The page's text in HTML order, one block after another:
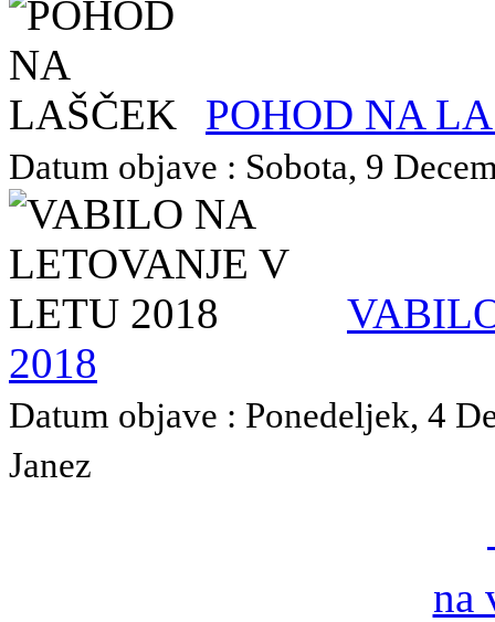
POHOD NA
Datum objave : Sobota, 9
2018
Datum objave : Ponedeljek, 4
Janez
na